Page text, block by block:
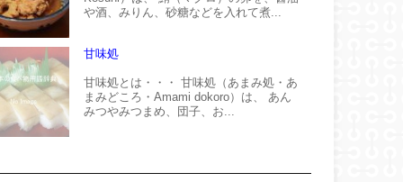
や酒、みりん、砂糖などを入れて煮...
甘味処
甘味処とは・・・ 甘味処（あまみ処・あ
まみどころ・Amami dokoro）は、 あん
みつやみつまめ、団子、お...